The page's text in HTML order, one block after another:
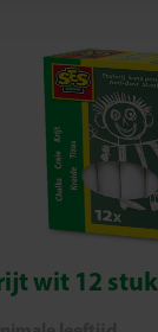
wit 12